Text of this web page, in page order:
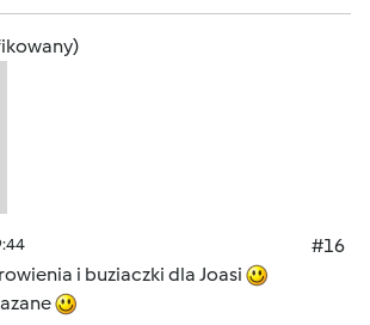
#16
i buziaczki dla Joasi